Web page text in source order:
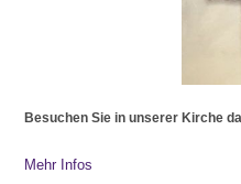
Besuchen Sie in unserer Kirche
Mehr Infos